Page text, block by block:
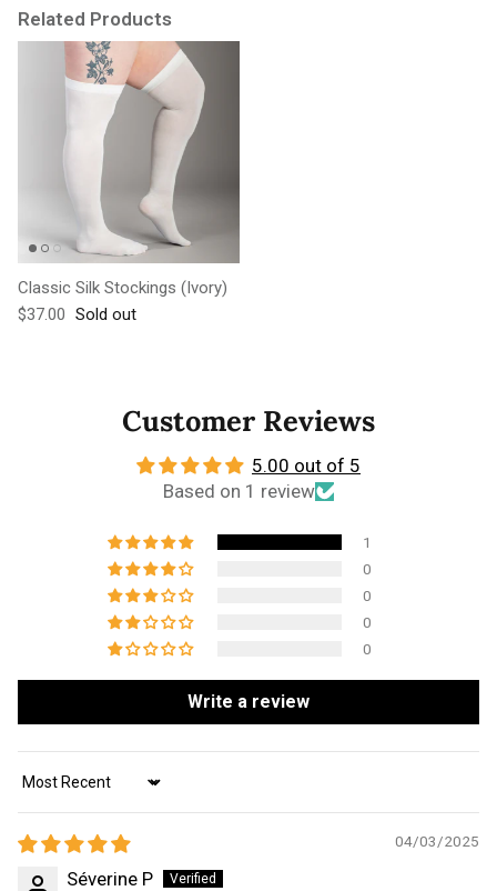
Related Products
Classic Silk Stockings (Ivory)
Regular price
$37.00 Sold out
Customer Reviews
5.00 out of 5
Based on 1 review
1
0
0
0
0
Write a review
Sort by
04/03/2025
Séverine P